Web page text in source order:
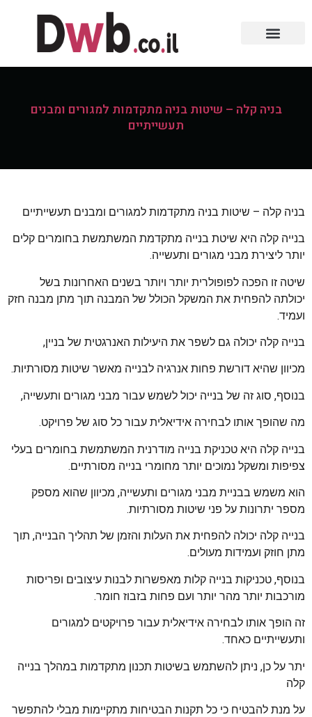
בניה קלה – שיטות בניה מתקדמות למגורים ומבנים
תעשייתיים
בניה קלה – שיטות בניה מתקדמות למגורים ומבנים תעשייתיים
בנייה קלה היא שיטת בנייה מתקדמת המשתמשת בחומרים קלים
יותר ליצירת מבני מגורים ותעשייה.
שיטה זו הפכה לפופולרית יותר ויותר בשנים האחרונות בשל
יכולתה להפחית את המשקל הכולל של המבנה תוך מתן מבנה חזק
ועמיד.
בנייה קלה יכולה גם לשפר את היעילות האנרגטית של בניין,
מכיוון שהיא דורשת פחות אנרגיה לבנייה מאשר שיטות מסורתיות.
בנוסף, סוג זה של בנייה יכול לשמש עבור מבני מגורים ותעשייה,
מה שהופך אותו לבחירה אידיאלית עבור כל סוג של פרויקט.
בנייה קלה היא טכניקת בנייה מודרנית המשתמשת בחומרים בעלי
צפיפות ומשקל נמוכים יותר מחומרי בנייה מסורתיים.
הוא משמש בבניית מבני מגורים ותעשייה, מכיוון שהוא מספק
מספר יתרונות על פני שיטות מסורתיות.
בנייה קלה יכולה להפחית את העלות והזמן של תהליך הבנייה, תוך
מתן חוזק ועמידות מעולים.
בנוסף, טכניקות בנייה קלות מאפשרות לבנות עיצובים ופריסות
מורכבות יותר מהר יותר ועם פחות בזבוז חומר.
זה הופך אותו לבחירה אידיאלית עבור פרויקטים למגורים
ותעשייתיים כאחד.
יתר על כן, ניתן להשתמש בשיטות תכנון מתקדמות במהלך בנייה
קלה
על מנת להבטיח כי כל תקנות הבטיחות מתקיימות מבלי להתפשר